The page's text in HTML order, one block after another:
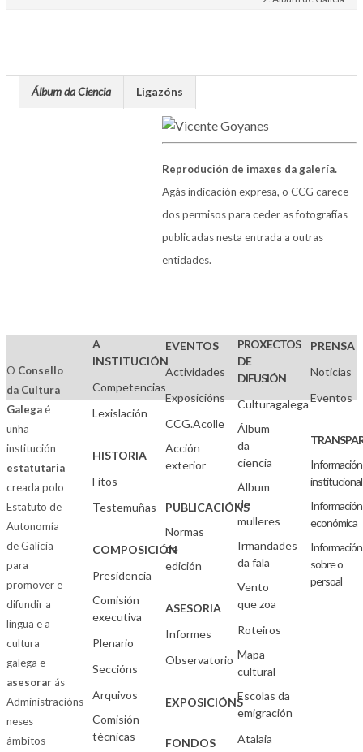
Álbum da Ciencia Ligazóns
Reprodución de imaxes da galería.
Agás indicación expresa, o CCG carece
dos permisos para ceder as fotografías
publicadas nesta entrada a outras
entidades.
O Consello
da Cultura
Galegaé
unha
institución
estatutaria
creada polo
Estatuto de
Autonomía
de Galicia
para
promover e
difundir a
lingua e a
cultura
galega e
asesorarás
Administracións
neses
ámbitos
A
INSTITUCIÓN
Competencias
Lexislación
HISTORIA
Fitos
Testemuñas
COMPOSICIÓN
Presidencia
Comisión
executiva
Plenario
Seccións
Arquivos
Comisión
técnicas
EVENTOS
Actividades
Exposicións
CCG.Acolle
Acción
exterior
PUBLICACIÓNS
Normas
de
edición
ASESORIA
Informes
Observatorio
EXPOSICIÓNS
FONDOS
PROXECTOS
DE
DIFUSIÓN
Culturagalega
Álbum
da
ciencia
Álbum
de
mulleres
Irmandades
da fala
Vento
que zoa
Roteiros
Mapa
cultural
Escolas da
emigración
Atalaia
PRENSA
Noticias
Eventos
Información
institucional
Información
económica
Información
sobre o
persoal